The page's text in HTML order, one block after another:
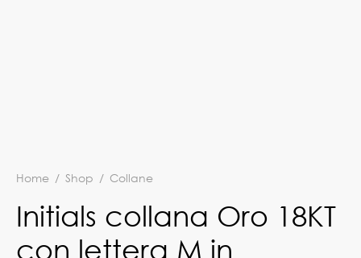
Home / Shop / Collane
Initials collana Oro 18KT
con lettera M in